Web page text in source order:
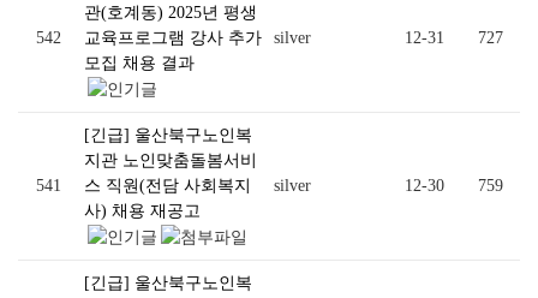
542
관(호계동) 2025년 평생
교육프로그램 강사 추가
모집 채용 결과
silver 12-31 727
541
[긴급] 울산북구노인복
지관 노인맞춤돌봄서비
스 직원(전담 사회복지
사) 채용 재공고
silver 12-30 759
[긴급] 울산북구노인복